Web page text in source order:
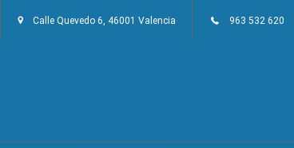
Calle Quevedo 6, 46001 Valencia 963 532 620